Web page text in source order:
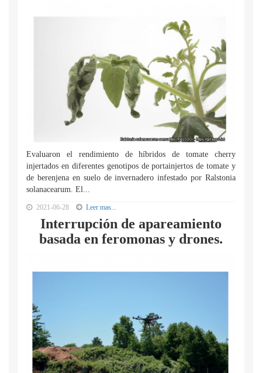
Evaluaron el rendimiento de híbridos de tomate cherry
injertados en diferentes genotipos de portainjertos de tomate y
de berenjena en suelo de invernadero infestado por Ralstonia
solanacearum. El...
2021-06-28 Leer mas...
Interrupción de apareamiento
basada en feromonas y drones.